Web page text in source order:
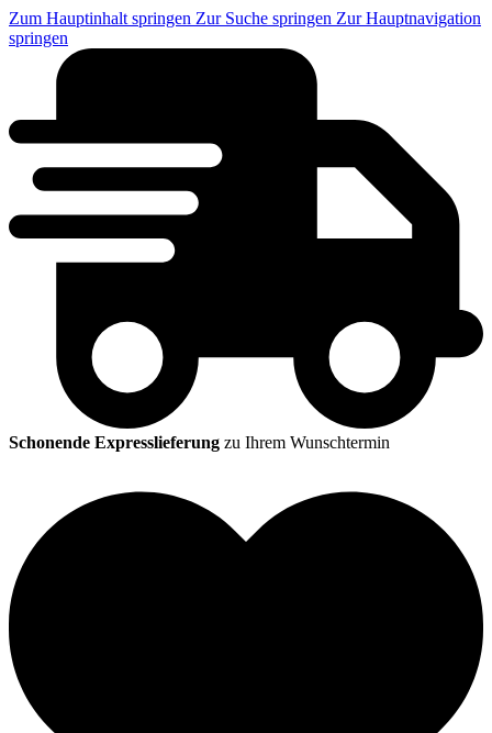
Zum Hauptinhalt springen Zur Suche springen Zur Hauptnavigation
springen
Schonende Expresslieferung zu Ihrem Wunschtermin